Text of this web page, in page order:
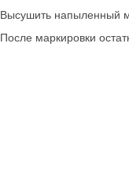
Высушить напыленный
После маркировки